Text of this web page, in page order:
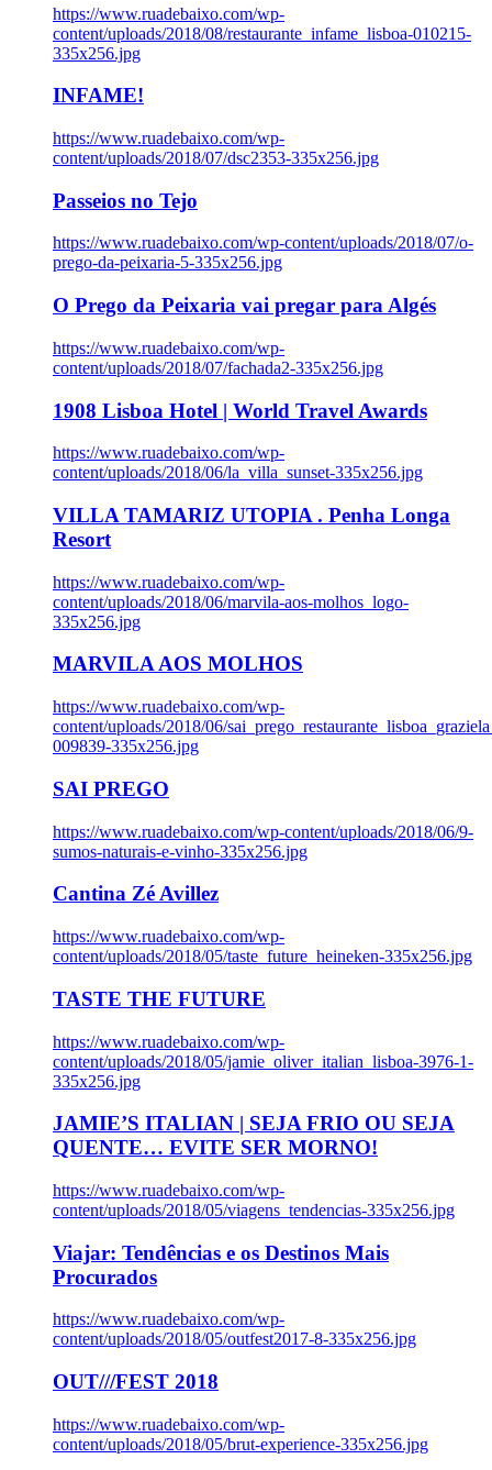
https://www.ruadebaixo.com/wp-
content/uploads/2018/08/restaurante_infame_lisboa-010215-
335x256.jpg
INFAME!
https://www.ruadebaixo.com/wp-
content/uploads/2018/07/dsc2353-335x256.jpg
Passeios no Tejo
https://www.ruadebaixo.com/wp-content/uploads/2018/07/o-
prego-da-peixaria-5-335x256.jpg
O Prego da Peixaria vai pregar para Algés
https://www.ruadebaixo.com/wp-
content/uploads/2018/07/fachada2-335x256.jpg
1908 Lisboa Hotel | World Travel Awards
https://www.ruadebaixo.com/wp-
content/uploads/2018/06/la_villa_sunset-335x256.jpg
VILLA TAMARIZ UTOPIA . Penha Longa
Resort
https://www.ruadebaixo.com/wp-
content/uploads/2018/06/marvila-aos-molhos_logo-
335x256.jpg
MARVILA AOS MOLHOS
https://www.ruadebaixo.com/wp-
content/uploads/2018/06/
009839-335x256.jpg
SAI PREGO
https://www.ruadebaixo.com/wp-content/uploads/2018/06/9-
sumos-naturais-e-vinho-335x256.jpg
Cantina Zé Avillez
https://www.ruadebaixo.com/wp-
content/uploads/2018/05/taste_future_heineken-335x256.jpg
TASTE THE FUTURE
https://www.ruadebaixo.com/wp-
content/uploads/2018/05/jamie_oliver_italian_lisboa-3976-1-
335x256.jpg
JAMIE’S ITALIAN | SEJA FRIO OU SEJA
QUENTE… EVITE SER MORNO!
https://www.ruadebaixo.com/wp-
content/uploads/2018/05/viagens_tendencias-335x256.jpg
Viajar: Tendências e os Destinos Mais
Procurados
https://www.ruadebaixo.com/wp-
content/uploads/2018/05/outfest2017-8-335x256.jpg
OUT///FEST 2018
https://www.ruadebaixo.com/wp-
content/uploads/2018/05/brut-experience-335x256.jpg